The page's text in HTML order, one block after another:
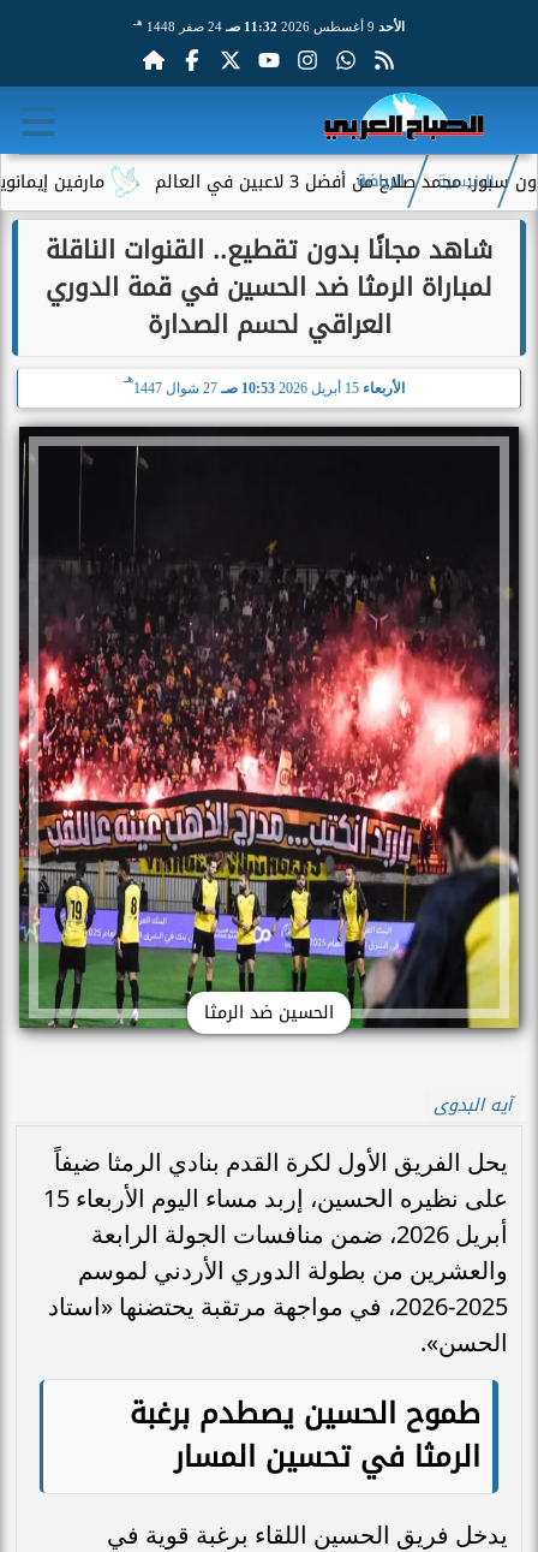
الأحد 11:32 صـ 24 صفر 1448 هـ
مارفين إيمانويل.. أفضل 3 لاعبين في العالم
الرئيسية الرياضة
شاهد مجانًا بدون تقطيع.. القنوات الناقلة
لمباراة الرمثا ضد الحسين في قمة الدوري
العراقي لحسم الصدارة
الأربعاء 10:53 صـ 27 شوال 1447
هـ
الحسين ضد الرمثا
آيه البدوى
يحل الفريق الأول لكرة القدم بنادي الرمثا ضيفاً
على نظيره الحسين، إربد مساء اليوم الأربعاء 15
أبريل 2026، ضمن منافسات الجولة الرابعة
والعشرين من بطولة الدوري الأردني لموسم
2025-2026، في مواجهة مرتقبة يحتضنها «استاد
الحسن».
طموح الحسين يصطدم برغبة
الرمثا في تحسين المسار
يدخل فريق الحسين اللقاء برغبة قوية في